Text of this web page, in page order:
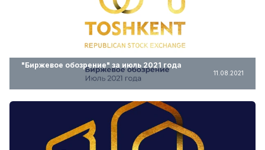
"Биржевое обозрение" за июль 2021 года
11.08.2021